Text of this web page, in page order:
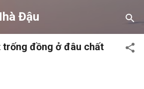
đến nội dung chính
Đậu
trống đồng ở đâu chất